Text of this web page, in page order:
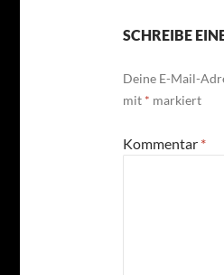
SCHREIBE
Deine E-Mail-
mit * markiert
Kommentar *